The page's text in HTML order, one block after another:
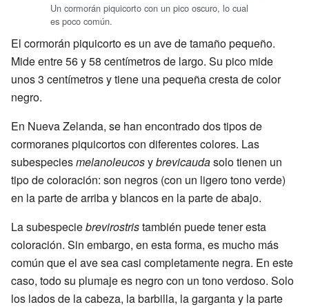
Un cormorán piquicorto con un pico oscuro, lo cual
es poco común.
El cormorán piquicorto es un ave de tamaño pequeño.
Mide entre 56 y 58 centímetros de largo. Su pico mide
unos 3 centímetros y tiene una pequeña cresta de color
negro.
En Nueva Zelanda, se han encontrado dos tipos de
cormoranes piquicortos con diferentes colores. Las
subespeciesmelanoleucosybrevicaudasolo tienen un
tipo de coloración: son negros (con un ligero tono verde)
en la parte de arriba y blancos en la parte de abajo.
La subespeciebrevirostristambién puede tener esta
coloración. Sin embargo, en esta forma, es mucho más
común que el ave sea casi completamente negra. En este
caso, todo su plumaje es negro con un tono verdoso. Solo
los lados de la cabeza, la barbilla, la garganta y la parte